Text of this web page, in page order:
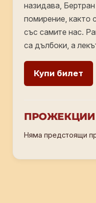
назидава,
помирение, както
със самите нас.
са дълбоки, а
Купи билет
ПРОЖЕКЦИИ
Няма предстоящи